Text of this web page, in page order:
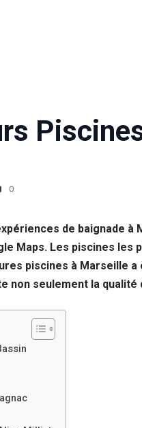
0
de baignade
Maps. Les piscines
piscines à Marseille
non seulement la